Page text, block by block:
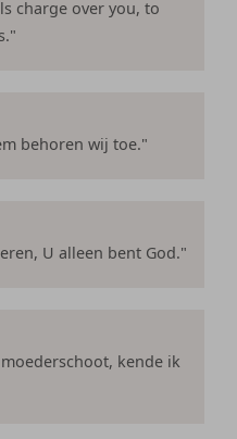
charge over you, to
behoren wij toe."
U alleen bent God."
kende ik